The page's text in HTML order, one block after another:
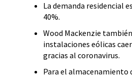
La demanda residencial
40%.
Wood Mackenzie
instalaciones eólicas
gracias al coronavirus.
Para el almacenamiento